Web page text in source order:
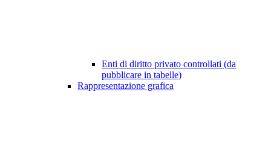
Enti di diritto privato controllati (da
pubblicare in tabelle)
Rappresentazione grafica